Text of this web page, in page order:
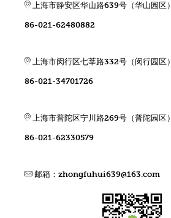
上海市静安区华山路639号（华山园区）
86-021-62480882
上海市闵行区七莘路332号（闵行园区）
86-021-34701726
上海市普陀区宁川路269号（普陀园区）
86-021-62330579
邮箱： zhongfuhui639@163.com